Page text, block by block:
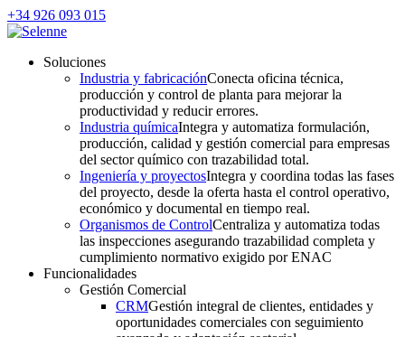
+34 926 093 015
Soluciones
Industria y fabricaciónConecta oficina técnica,
producción y control de planta para mejorar la
productividad y reducir errores.
Industria químicaIntegra y automatiza formulación,
producción, calidad y gestión comercial para empresas
del sector químico con trazabilidad total.
Ingeniería y proyectosIntegra y coordina todas las fases
del proyecto, desde la oferta hasta el control operativo,
económico y documental en tiempo real.
Organismos de ControlCentraliza y automatiza todas
las inspecciones asegurando trazabilidad completa y
cumplimiento normativo exigido por ENAC
Funcionalidades
Gestión Comercial
CRMGestión integral de clientes, entidades y
oportunidades comerciales con seguimiento